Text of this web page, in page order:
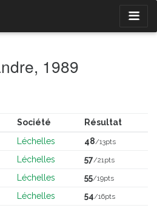
1989
Société
Résultat
Léchelles 48/13pts
Léchelles 57/21pts
Léchelles 55/19pts
Léchelles 54/16pts